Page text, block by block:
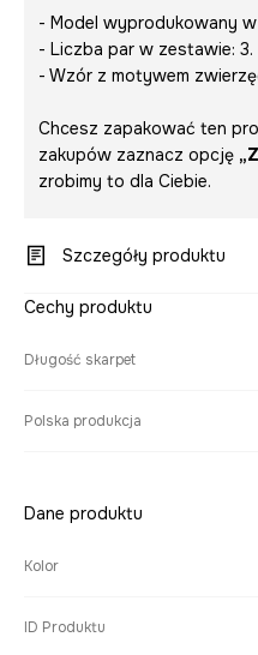
- Model wyprodukowany
- Liczba par w zestawie: 3.
- Wzór z motywem
Chcesz zapakować ten
zakupów zaznacz opcję
zrobimy to dla Ciebie.
Szczegóły produktu
Cechy produktu
Długość skarpet
Polska produkcja
Dane produktu
Kolor
ID Produktu